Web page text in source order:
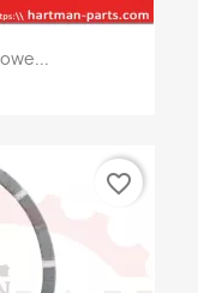
favorite_border